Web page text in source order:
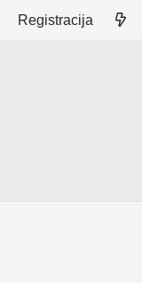
Registracija